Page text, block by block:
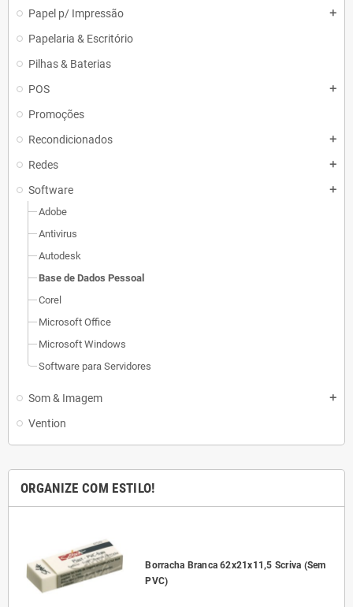
Papel p/ Impressão
add
Papelaria & Escritório
Pilhas & Baterias
POS
add
Promoções
Recondicionados
add
Redes add
Software add
Adobe
Antivirus
Autodesk
Base de Dados Pessoal
Corel
Microsoft Office
Microsoft Windows
Software para Servidores
Som & Imagem add
Vention
ORGANIZE COM ESTILO!
Borracha Branca 62x21x11,5 Scriva (Sem
PVC)